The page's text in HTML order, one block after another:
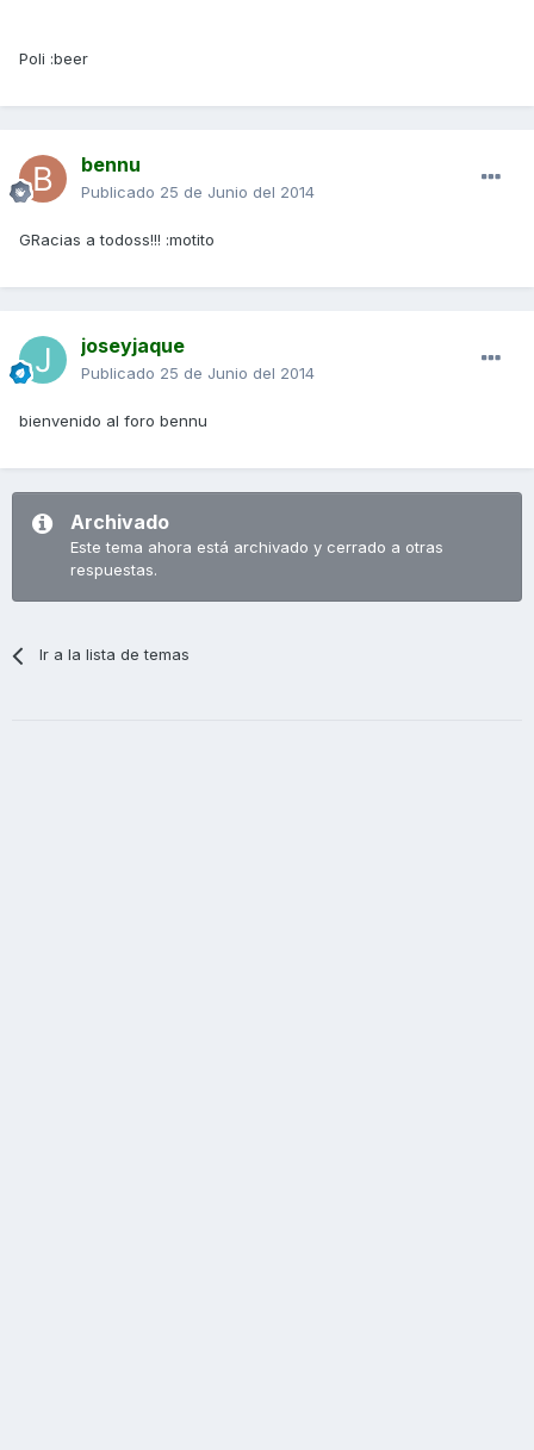
Poli :beer
bennu
Publicado 25 de Junio del 2014
GRacias a todoss!!! :motito
joseyjaque
Publicado 25 de Junio del 2014
bienvenido al foro bennu
Archivado
Este tema ahora está archivado y cerrado a otras
respuestas.
Ir a la lista de temas